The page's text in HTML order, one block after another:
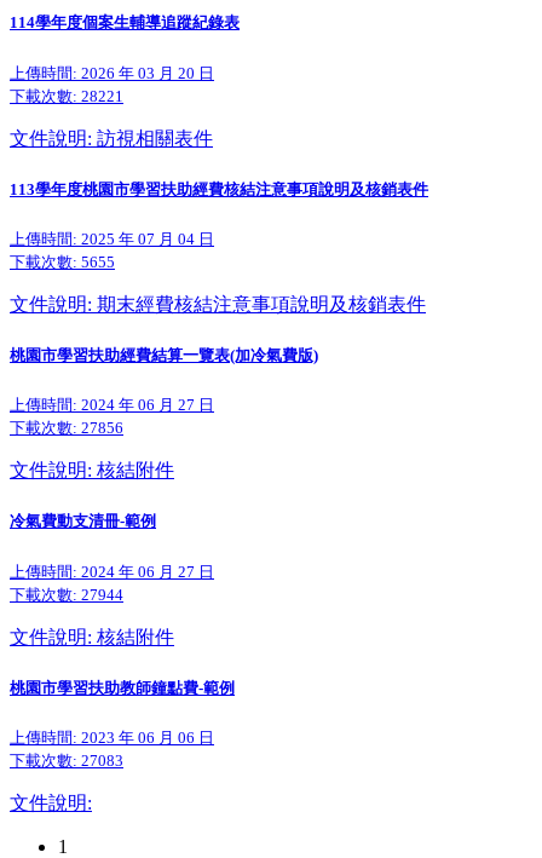
114學年度個案生輔導追蹤紀錄表
上傳時間: 2026 年 03 月 20 日
下載次數: 28221
文件說明: 訪視相關表件
113學年度桃園市學習扶助經費核結注意事項說明及核銷表件
上傳時間: 2025 年 07 月 04 日
下載次數: 5655
文件說明: 期末經費核結注意事項說明及核銷表件
桃園市學習扶助經費結算一覽表(加冷氣費版)
上傳時間: 2024 年 06 月 27 日
下載次數: 27856
文件說明: 核結附件
冷氣費動支清冊-範例
上傳時間: 2024 年 06 月 27 日
下載次數: 27944
文件說明: 核結附件
桃園市學習扶助教師鐘點費-範例
上傳時間: 2023 年 06 月 06 日
下載次數: 27083
文件說明:
1